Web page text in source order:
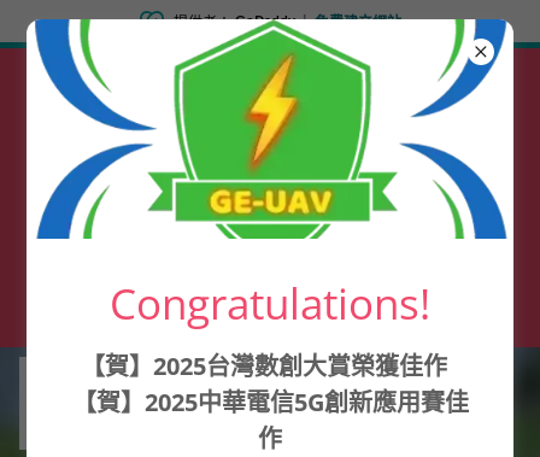
提供者： GoDaddy|免費建立網站
【賀】2026電資學院專題
競賽多項佳績
【賀】2025中華電信5G創
新應用大賽佳作
【賀】2025台灣數創大賞
【賀】2024全國大專院校
創新競賽第一名
Congratulations!
【賀】2025台灣數創大賞榮獲佳作
【賀】2025中華電信5G創新應用賽佳
作